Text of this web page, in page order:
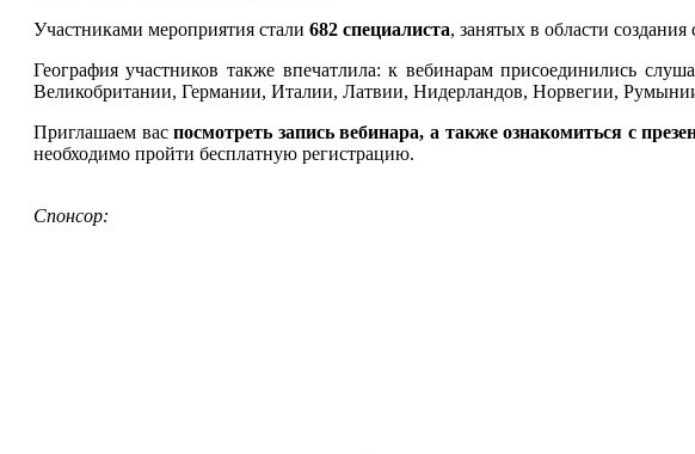
Участниками мероприятия стали 682 специалиста, занятых в области
География участников также впечатлила: к вебинарам присоединились
Великобритании, Германии, Италии, Латвии, Нидерландов, Норвегии,
Приглашаем васпосмотреть запись вебинара, а также ознакомиться с
необходимо пройти бесплатную регистрацию.
Спонсор: